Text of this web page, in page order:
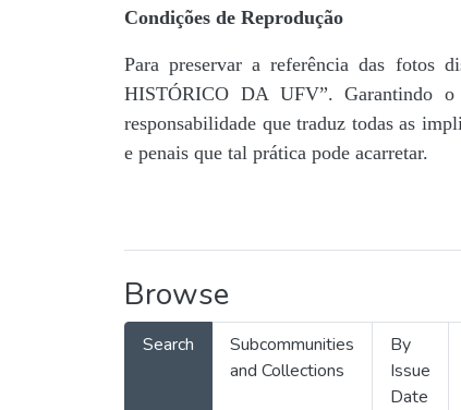
Condições de Reprodução
Para preservar a referência das fotos
HISTÓRICO DA UFV”. Garantindo
responsabilidade que traduz todas as
e penais que tal prática pode acarretar.
Browse
Search
Subcommunities
and Collections
By
Issue
Date